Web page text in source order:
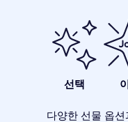
선택
다양한 선물 옵